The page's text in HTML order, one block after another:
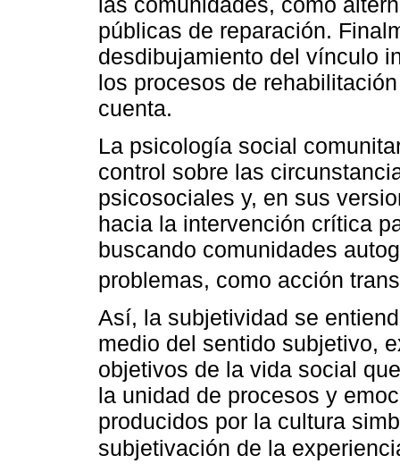
públicas de reparación.
desdibujamiento del vínculo
los procesos de
cuenta.
La psicología social
control sobre las
psicosociales y, en sus
hacia la intervención crítica
buscando comunidades
problemas, como acción
Así, la subjetividad se
medio del sentido subjetivo,
objetivos de la vida social
la unidad de procesos y
producidos por la cultura
subjetivación de la